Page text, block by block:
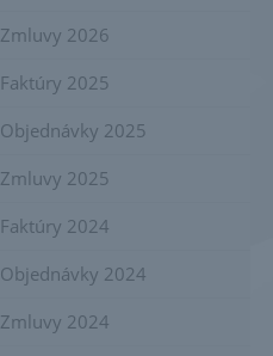
Zmluvy 2026
Faktúry 2025
Objednávky 2025
Zmluvy 2025
Faktúry 2024
Objednávky 2024
Zmluvy 2024